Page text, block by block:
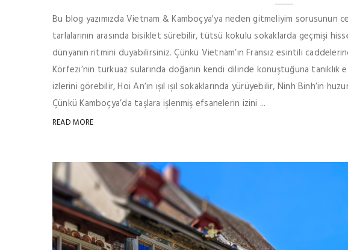
Bu blog yazımızda Vietnam & Kamboçya'ya neden gitmeliyim sorusunun
tarlalarının arasında bisiklet sürebilir, tütsü kokulu sokaklarda geçmişi
dünyanın ritmini duyabilirsiniz. Çünkü Vietnam’ın Fransız esintili
Körfezi’nin turkuaz sularında doğanın kendi dilinde konuştuğuna tanıklık
izlerini görebilir, Hoi An’ın ışıl ışıl sokaklarında yürüyebilir, Ninh Binh’in
Çünkü Kamboçya’da taşlara işlenmiş efsanelerin izini ...
READ MORE